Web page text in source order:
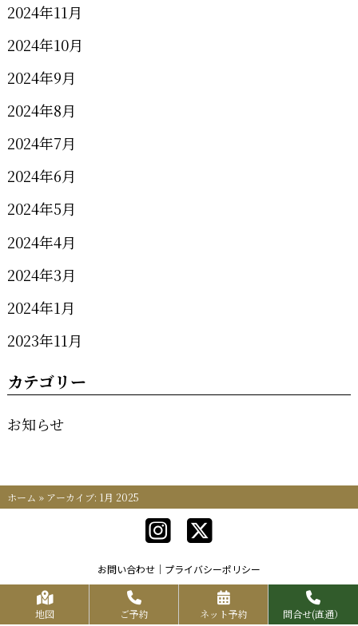
2024年11月
2024年10月
2024年9月
2024年8月
2024年7月
2024年6月
2024年5月
2024年4月
2024年3月
2024年1月
2023年11月
カテゴリー
お知らせ
ホーム » アーカイブ: 1月 2025
お問い合わせ プライバシーポリシー
Copyrights KR FOOD SERVICE All Rights Reserved.
地図 ご予約 ネット予約 問合せ(直通）